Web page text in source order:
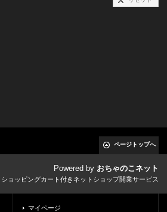
ページトップへ
Powered by おちゃのこネット
ョッピングカート付きネットショップ開業サービス
マイページ